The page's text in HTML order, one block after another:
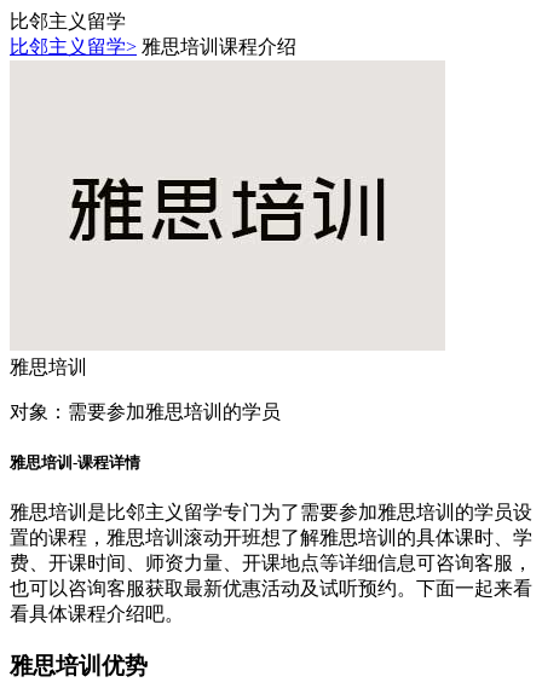
比邻主义留学
比邻主义留学> 雅思培训课程介绍
雅思培训
对象： 需要参加雅思培训的学员
雅思培训-课程详情
雅思培训是比邻主义留学专门为了需要参加雅思培训的学员设
置的课程，雅思培训滚动开班想了解雅思培训的具体课时、学
费、开课时间、师资力量、开课地点等详细信息可咨询客服，
也可以咨询客服获取最新优惠活动及试听预约。下面一起来看
看具体课程介绍吧。
雅思培训优势